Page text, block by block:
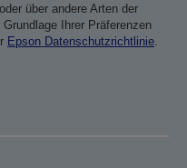
über andere Arten der
Ihrer Präferenzen
Epson Datenschutzrichtlinie